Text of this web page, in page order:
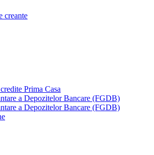
creante
Prima Casa
a Depozitelor Bancare (FGDB)
a Depozitelor Bancare (FGDB)